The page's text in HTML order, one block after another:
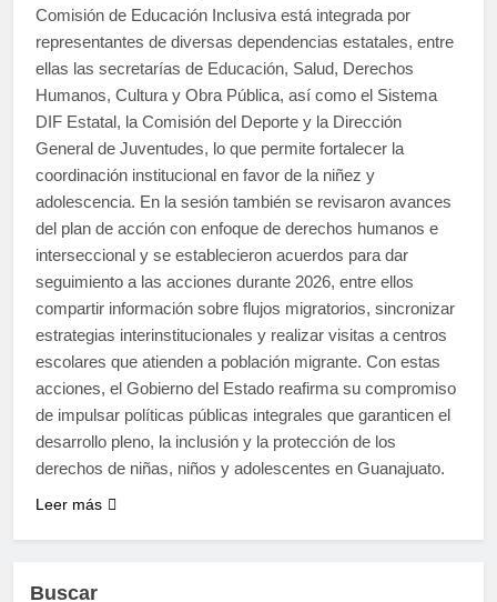
Comisión de Educación Inclusiva está integrada por
representantes de diversas dependencias estatales, entre
ellas las secretarías de Educación, Salud, Derechos
Humanos, Cultura y Obra Pública, así como el Sistema
DIF Estatal, la Comisión del Deporte y la Dirección
General de Juventudes, lo que permite fortalecer la
coordinación institucional en favor de la niñez y
adolescencia. En la sesión también se revisaron avances
del plan de acción con enfoque de derechos humanos e
interseccional y se establecieron acuerdos para dar
seguimiento a las acciones durante 2026, entre ellos
compartir información sobre flujos migratorios, sincronizar
estrategias interinstitucionales y realizar visitas a centros
escolares que atienden a población migrante. Con estas
acciones, el Gobierno del Estado reafirma su compromiso
de impulsar políticas públicas integrales que garanticen el
desarrollo pleno, la inclusión y la protección de los
derechos de niñas, niños y adolescentes en Guanajuato.
Leer más
Buscar